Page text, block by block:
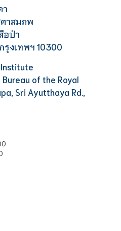
า
าสมภพ
อป่า
งเทพฯ 10300
of the Royal
Sri Ayutthaya Rd.,